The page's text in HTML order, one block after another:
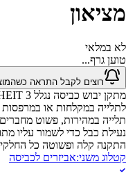
מציאון
לא במלאי
טוען גרף...
רוצים לקבל התראה
לתלייה במקלחות או
תלייה במהירות, פשוט
נעילת כבל כדי לשמור עליו
התקנה קלה ופשוטה כל
קטלוג משני:אביזרים לכביסה